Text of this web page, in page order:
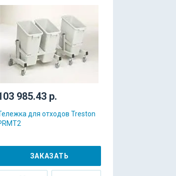
985.43 р.
для отходов Treston
ЗАКАЗАТЬ